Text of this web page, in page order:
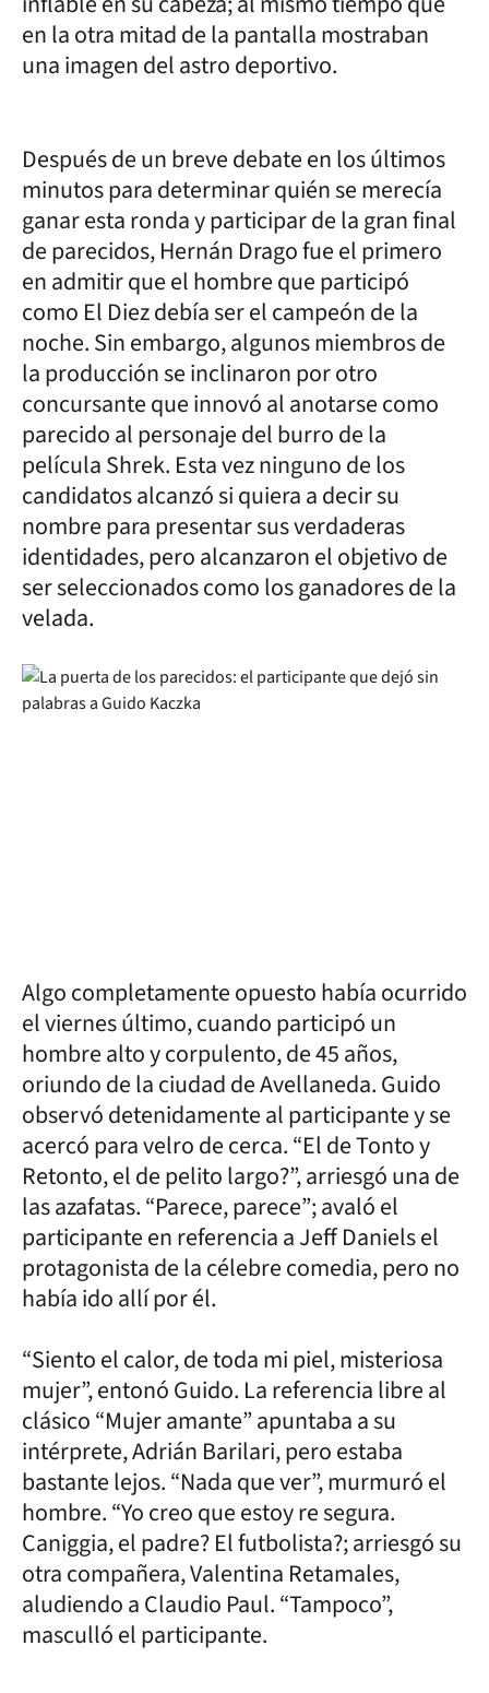
en la otra mitad de la pantalla mostraban
una imagen del astro deportivo.
Después de un breve debate en los últimos
minutos para determinar quién se merecía
ganar esta ronda y participar de la gran final
de parecidos, Hernán Drago fue el primero
en admitir que el hombre que participó
como El Diez debía ser el campeón de la
noche. Sin embargo, algunos miembros de
la producción se inclinaron por otro
concursante que innovó al anotarse como
parecido al personaje del burro de la
película Shrek. Esta vez ninguno de los
candidatos alcanzó si quiera a decir su
nombre para presentar sus verdaderas
identidades, pero alcanzaron el objetivo de
ser seleccionados como los ganadores de la
velada.
Algo completamente opuesto había ocurrido
el viernes último, cuando participó un
hombre alto y corpulento, de 45 años,
oriundo de la ciudad de Avellaneda. Guido
observó detenidamente al participante y se
acercó para velro de cerca. “El de Tonto y
Retonto, el de pelito largo?”, arriesgó una de
las azafatas. “Parece, parece”; avaló el
participante en referencia a Jeff Daniels el
protagonista de la célebre comedia, pero no
había ido allí por él.
“Siento el calor, de toda mi piel, misteriosa
mujer”, entonó Guido. La referencia libre al
clásico “Mujer amante” apuntaba a su
intérprete, Adrián Barilari, pero estaba
bastante lejos. “Nada que ver”, murmuró el
hombre. “Yo creo que estoy re segura.
Caniggia, el padre? El futbolista?; arriesgó su
otra compañera, Valentina Retamales,
aludiendo a Claudio Paul. “Tampoco”,
masculló el participante.